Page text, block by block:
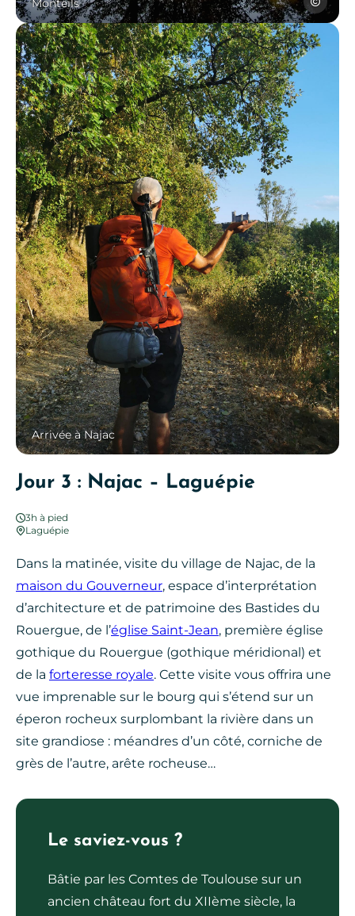
Monteils
Arrivée à Najac
Jour 3 : Najac – Laguépie
3h à pied
Laguépie
Dans la matinée, visite du village de Najac, de la
maison du Gouverneur, espace d’interprétation
d’architecture et de patrimoine des Bastides du
Rouergue, de l’église Saint-Jean, première église
gothique du Rouergue (gothique méridional) et
de la forteresse royale. Cette visite vous offrira une
vue imprenable sur le bourg qui s’étend sur un
éperon rocheux surplombant la rivière dans un
site grandiose : méandres d’un côté, corniche de
grès de l’autre, arête rocheuse…
Le saviez-vous ?
Bâtie par les Comtes de Toulouse sur un
ancien château fort du XIIème siècle, la